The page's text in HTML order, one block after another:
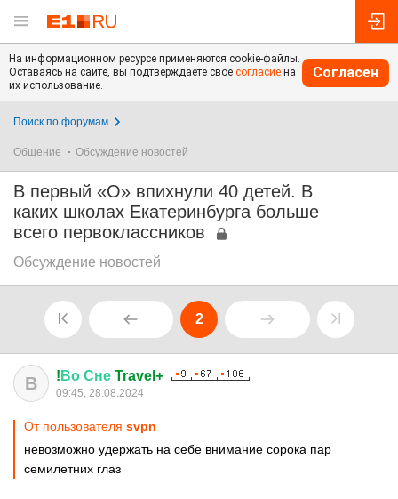
На информационном ресурсе применяются cookie-файлы.
Оставаясь на сайте, вы подтверждаете свое согласие на
их использование.
Согласен
Поиск по форумам
Общение Обсуждение новостей
В первый «О» впихнули 40 детей. В
каких школах Екатеринбурга больше
всего первоклассников
Обсуждение новостей
2
В ! Во Сне Travel+
09:45, 28.08.2024
От пользователя svpn
невозможно удержать на себе внимание сорока пар
семилетних глаз